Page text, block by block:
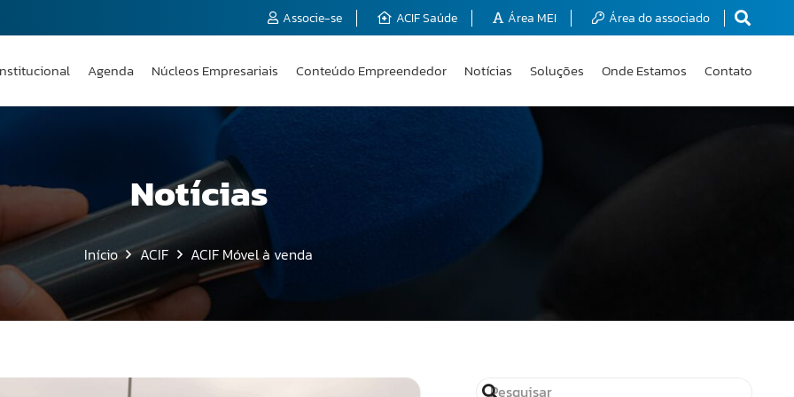
Associe-se ACIF Saúde Área MEI Área do associado
Agenda Núcleos Empresariais Conteúdo Empreendedor Notícias Soluções Onde Estamos Contato
Notícias
Início ACIF ACIF Móvel à venda